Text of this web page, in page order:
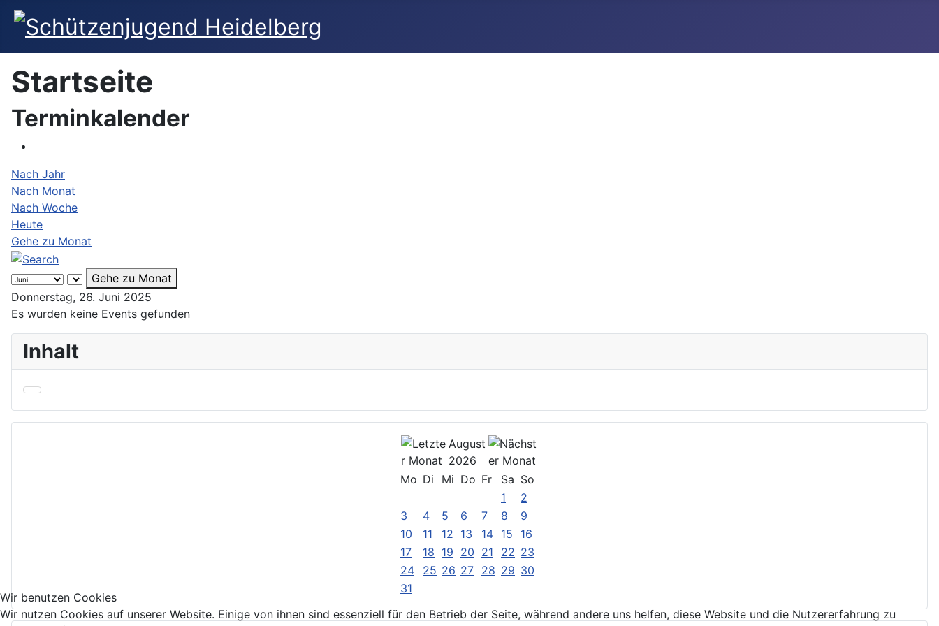
Startseite
Terminkalender
Nach Jahr
Nach Monat
Nach Woche
Heute
Gehe zu Monat
Gehe zu Monat
Donnerstag, 26. Juni 2025
Es wurden keine Events gefunden
Inhalt
August
2026
Mo Di Mi Do Fr Sa So
1
2
3
4 5 6 7 8
9
10
11 12 13 14 15
16
17
18 19 20 21 22 23
24
25 26 27 28 29 30
31
Wir benutzen Cookies
Wir nutzen Cookies auf unserer Website. Einige von ihnen sind essenziell für den Betrieb der Seite, während andere uns helfen, diese Website und die Nutzererfahrung zu